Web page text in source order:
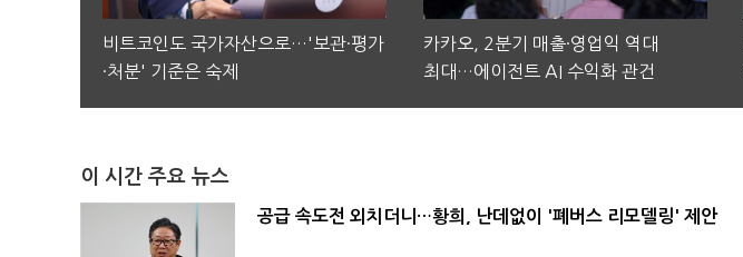
비트코인도 국가자산으로…'보관·평가
·처분' 기준은 숙제
카카오, 2분기 매출·영업익 역대
최대…에이전트 AI 수익화 관건
이 시간 주요 뉴스
공급 속도전 외치더니…황희, 난데없이 '폐버스 리모델링' 제안